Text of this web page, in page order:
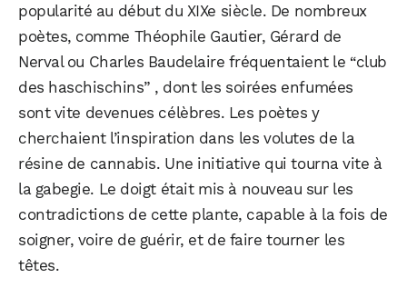
popularité au début du XIXe siècle. De nombreux
poètes, comme Théophile Gautier, Gérard de
Nerval ou Charles Baudelaire fréquentaient le “club
des haschischins” , dont les soirées enfumées
sont vite devenues célèbres. Les poètes y
cherchaient l’inspiration dans les volutes de la
résine de cannabis. Une initiative qui tourna vite à
la gabegie. Le doigt était mis à nouveau sur les
contradictions de cette plante, capable à la fois de
soigner, voire de guérir, et de faire tourner les
têtes.